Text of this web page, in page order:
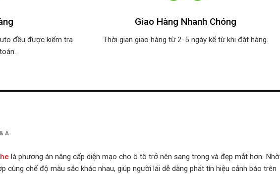
đều được kiểm tra
Giao Hàng Nhanh Chóng
Thời gian giao hàng từ 2-5 ngày kể từ khi đặt hàng.
A
là phương án nâng cấp diện mạo cho ô tô trở nên sang trọng và đẹp mắt hơn. Nhờ
cùng chế độ màu sắc khác nhau, giúp người lái dễ dàng phát tín hiệu cảnh báo trên